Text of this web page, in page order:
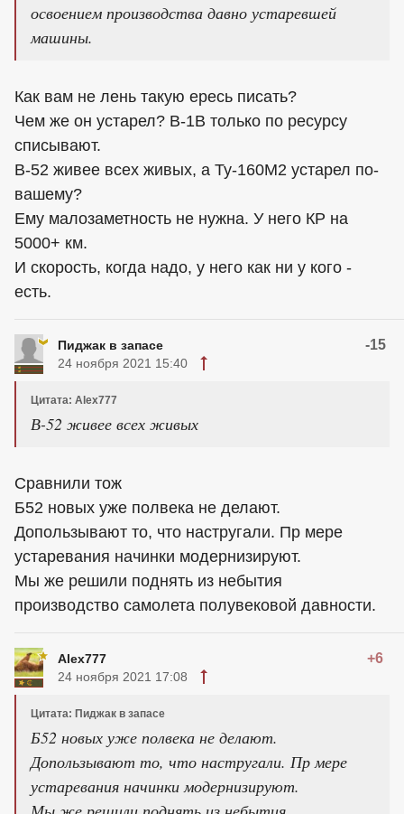
освоением производства давно устаревшей
машины.
Как вам не лень такую ересь писать?
Чем же он устарел? В-1В только по ресурсу
списывают.
В-52 живее всех живых, а Ту-160М2 устарел по-
вашему?
Ему малозаметность не нужна. У него КР на
5000+ км.
И скорость, когда надо, у него как ни у кого -
есть.
Пиджак в запасе -15
24 ноября 2021 15:40
Цитата: Alex777
В-52 живее всех живых
Сравнили тож
Б52 новых уже полвека не делают.
Допользывают то, что настругали. Пр мере
устаревания начинки модернизируют.
Мы же решили поднять из небытия
производство самолета полувековой давности.
Alex777 +6
24 ноября 2021 17:08
Цитата: Пиджак в запасе
Б52 новых уже полвека не делают.
Допользывают то, что настругали. Пр мере
устаревания начинки модернизируют.